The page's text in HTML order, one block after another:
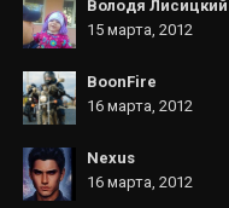
Володя Лисицкий
15 марта, 2012
BoonFire
16 марта, 2012
Nexus
16 марта, 2012